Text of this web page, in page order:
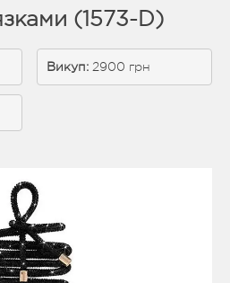
(1573-D)
Викуп: 2900 грн